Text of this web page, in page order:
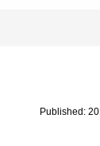
Published: